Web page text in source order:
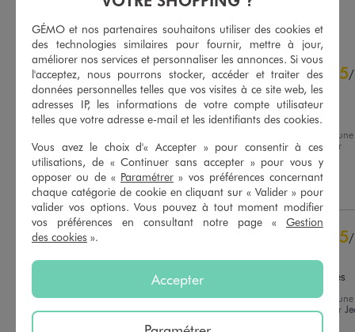
AJOUTERAU PANIER AJOUTER
5 5
Basé sur6 avis soumis à un
contrôle
Voir tous les avis sur ce site
5étoiles
6
4étoiles
0
3étoiles
2étoiles
0
0
Trier les avis
5/
Avis vérifié et récompensé
Parfait
, suite à une
expérience du03/07/2026
par
Nadege B.
Utile(0) Signaler
5/
Protège très bien des taches
Avis du08/07/2026 , suite à une
expérience du25/06/2026 par
GÉMO et nos partenaires souhaitons utiliser des cookies et
des technologies similaires pour fournir, mettre à jour,
améliorer nos services et personnaliser les annonces. Si vous
l'acceptez, nous pourrons stocker, accéder et traiter des
données personnelles telles que vos visites à ce site web, les
adresses IP, les informations de votre compte utilisateur
telles que votre adresse e-mail et les identifiants des cookies.
Vous avez le choix d'« Accepter » pour consentir à ces
utilisations, de « Continuer sans accepter » pour vous y
opposer ou de « Paramétrer » vos préférences concernant
chaque catégorie de cookie en cliquant sur « Valider » pour
valider vos options. Vous pouvez à tout moment modifier
vos préférences en consultant notre page « Gestion
des cookies ».
Accepter